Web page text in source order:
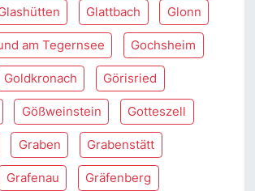
Glattbach Glonn
am Tegernsee Gochsheim
Goldkronach Görisried
Gößweinstein Gotteszell
Graben Grabenstätt
Grafenau Gräfenberg